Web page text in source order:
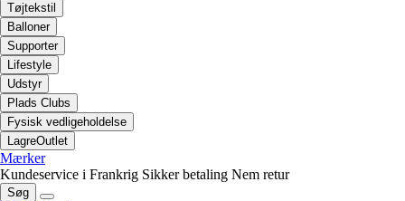
Tøjtekstil
Balloner
Supporter
Lifestyle
Udstyr
Plads Clubs
Fysisk vedligeholdelse
LagreOutlet
Mærker
Kundeservice i Frankrig Sikker betaling Nem retur
Søg